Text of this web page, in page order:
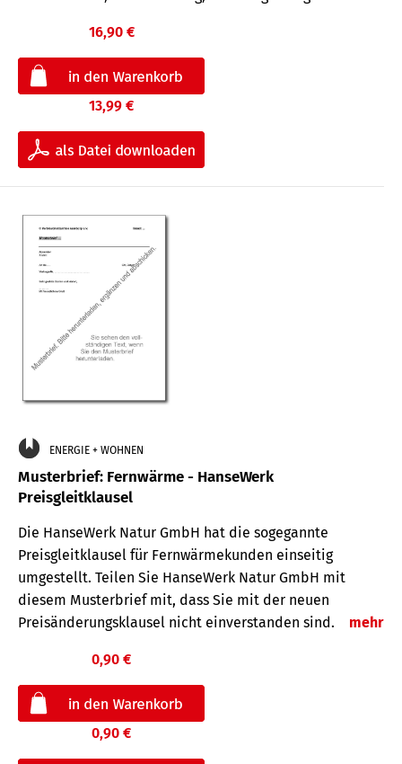
16,90 €
13,99 €
ENERGIE + WOHNEN
Musterbrief: Fernwärme - HanseWerk
Preisgleitklausel
Die HanseWerk Natur GmbH hat die sogegannte
Preisgleitklausel für Fernwärmekunden einseitig
umgestellt. Teilen Sie HanseWerk Natur GmbH mit
diesem Musterbrief mit, dass Sie mit der neuen
Preisänderungsklausel nicht einverstanden sind.
mehr
0,90 €
0,90 €